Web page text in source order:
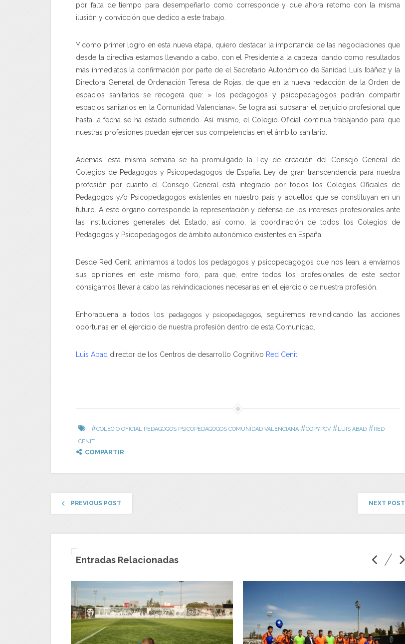
por falta de tiempo para desempeñarlo como corresponde y que ahora retomo con la misma
ilusión y convicción que dedico a este trabajo.
Y como primer logro en esta nueva etapa, quiero destacar la importancia de las negociaciones que
desde la directiva estamos llevando a cabo, con el Presidente a la cabeza, dando como resultados
más inmediatos la confirmación por parte de el Secretario Autonómico de Sanidad Luís Ibáñez y la
Directora General de Ordenación Teresa de Rojas, de que en la nueva redacción de la Orden de
espacios sanitarios se recogerá que: » los pedagogos y psicopedagogos podrán compartir
espacios sanitarios en la Comunidad Valenciana». Se logra así, subsanar el perjuicio profesional que
hasta la fecha se ha estado sufriendo. Así mismo, el Colegio Oficial continua trabajando para que
nuestras profesiones puedan ejercer sus competencias en el ámbito sanitario.
Además, esta misma semana se ha promulgado la Ley de creación del Consejo General de
Colegios de Pedagogos y Psicopedagogos de España. Ley de gran transcendencia para nuestra
profesión por cuanto el Consejo General está integrado por todos los Colegios Oficiales de
Pedagogos y/o Psicopedagogos existentes en nuestro país y aquellos que se constituyan en un
futuro. A este órgano corresponde la representación y defensa de los intereses profesionales ante
las instituciones generales del Estado, así como, la coordinación de todos los Colegios de
Pedagogos y Psicopedagogos de ámbito autonómico existentes en España.
Desde Red Cenit, animamos a todos los pedagogos y psicopedagogos que nos lean, a enviarnos
sus opiniones en este mismo foro, para que, entre todos los profesionales de este sector
consigamos llevar a cabo las reivindicaciones necesarias en el ejercicio de nuestra profesión.
Enhorabuena a todos los pedagogos y psicopedagogos , seguiremos reivindicando las acciones
oportunas en el ejercicio de nuestra profesión dentro de esta Comunidad.
Luis Abad director de los Centros de desarrollo Cognitivo Red Cenit.
#COLEGIO OFICIAL PEDAGOGOS PSICOPEDAGOGOS COMUNIDAD VALENCIANA #COPYPCV #LUIS ABAD #RED
CENIT
COMPARTIR
PREVIOUS POST NEXT POST
Entradas Relacionadas